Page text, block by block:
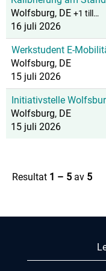
Wolfsburg, DE +1 till…
16 juli 2026
Werkstudent E-
Wolfsburg, DE
15 juli 2026
Initiativstelle
Wolfsburg, DE
15 juli 2026
Resultat 1 – 5 av 5